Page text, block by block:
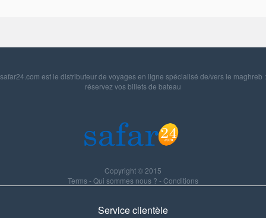
safar24.com est le distributeur de voyages en ligne spécialisé de/vers le maghreb :
réservez vos billets de bateau
Copyright © 2015
Terms-Qui sommes nous ? -Conditions
Service clientèle